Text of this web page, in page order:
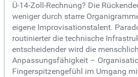
Ü-14-Zoll-Rechnung? Die
weniger durch starre
eigene Improvisationstalent.
routinierter die technische
entscheidender wird die
Anpassungsfähigkeit –
Fingerspitzengefühl im Umgang